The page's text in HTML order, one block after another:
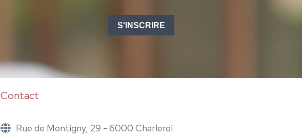
S'INSCRIRE
Contact
Rue de Montigny, 29 - 6000 Charleroi